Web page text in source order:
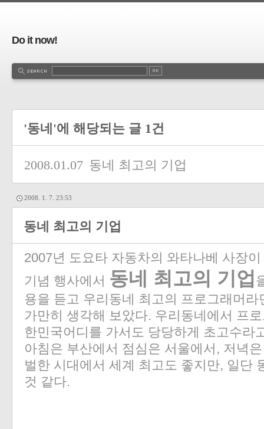
Do it now!
'동네'에 해당되는 글 1건
2008.01.07 동네 최고의 기업
2008. 1. 7. 23:53
동네 최고의 기업
2007년 도요타 자동차의 와타나베 사장
기념 행사에서 동네 최고의 기업
용을 듣고 우리동네 최고의 프로그래머
가만히 생각해 보았다. 우리동네에서 프
한민국어디를 가서도 당당하게 초고수라
아침은 부산에서 점심은 서울에서, 저녁
벌한 시대에서 세계 최고도 좋지만, 일단
것 같다.